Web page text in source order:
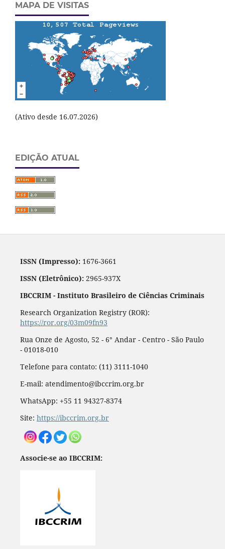
MAPA DE VISITAS
(Ativo desde 16.07.2026)
EDIÇÃO ATUAL
ISSN (Impresso):1676-3661
ISSN (Eletrônico):2965-937X
IBCCRIM - Instituto Brasileiro de Ciências Criminais
Research Organization Registry (ROR):
https://ror.org/03m09fn93
Rua Onze de Agosto, 52 - 6° Andar - Centro - São Paulo
- 01018-010
Telefone para contato: (11) 3111-1040
E-mail: atendimento@ibccrim.org.br
WhatsApp: +55 11 94327-8374
Site: https://ibccrim.org.br
Associe-se ao IBCCRIM: